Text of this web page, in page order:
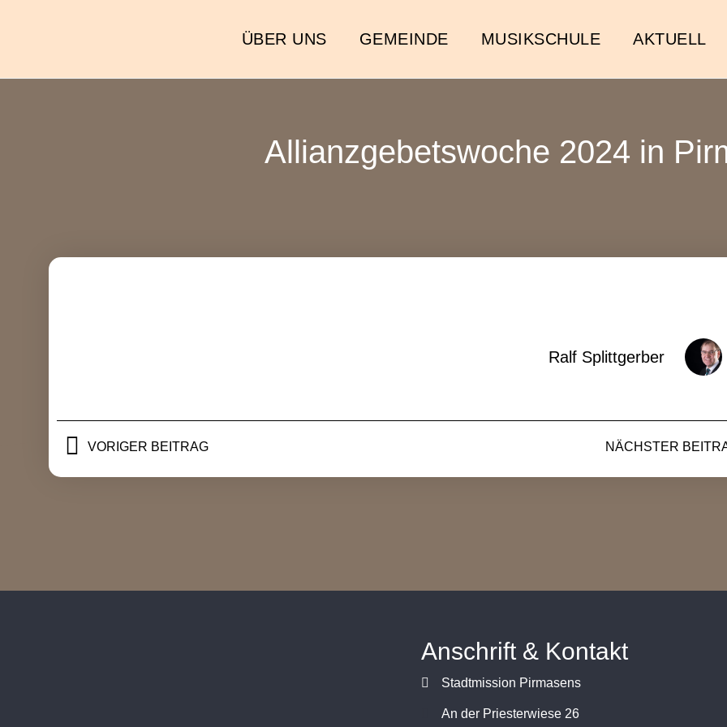
ÜBER UNS GEMEINDE MUSIKSCHULE AKTUELL
Allianzgebetswoche 2024 in
Ralf Splittgerber
VORIGER BEITRAG NÄCHSTER
Anschrift & Kontakt
Stadtmission Pirmasens
An der Priesterwiese 26